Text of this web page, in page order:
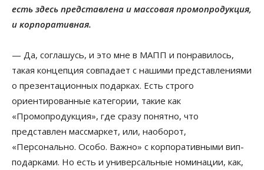
есть здесь представлена и массовая промопродукция,
и корпоративная.
— Да, соглашусь, и это мне в МАПП и понравилось,
такая концепция совпадает с нашими представлениями
о презентационных подарках. Есть строго
ориентированные категории, такие как
«Промопродукция», где сразу понятно, что
представлен массмаркет, или, наоборот,
«Персонально. Особо. Важно» с корпоративными вип-
подарками. Но есть и универсальные номинации, как,